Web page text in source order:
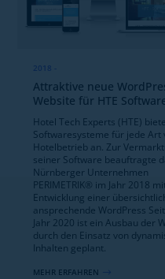
2018 -
Attraktive neue
Website für HTE
Hotel Tech Experts (HTE)
Softwaresysteme für jede Art
Hotelbetrieb an. Zur
seiner Software beauftragte
Nürnberger Unternehmen
PERIMETRIK® im Jahr 2018
Entwicklung einer
ansprechende WordPress
Jahr 2020 ist ein Ausbau der
durch den Einsatz von
Inhalten geplant.
MEHR ERFAHREN $